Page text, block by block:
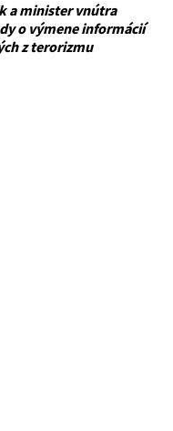
a minister vnútra
o výmene informácií
z terorizmu